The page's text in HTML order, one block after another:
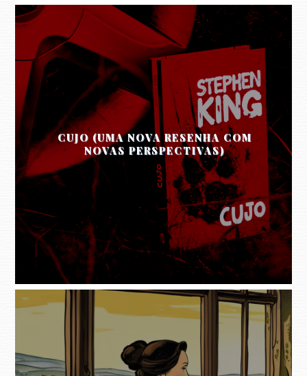
CUJO (UMA NOVA RESENHA COM
NOVAS PERSPECTIVAS)